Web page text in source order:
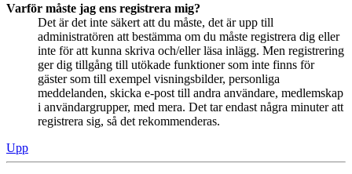
Varför måste jag ens registrera mig?
Det är det inte säkert att du måste, det är upp till
administratören att bestämma om du måste registrera dig eller
inte för att kunna skriva och/eller läsa inlägg. Men registrering
ger dig tillgång till utökade funktioner som inte finns för
gäster som till exempel visningsbilder, personliga
meddelanden, skicka e-post till andra användare, medlemskap
i användargrupper, med mera. Det tar endast några minuter att
registrera sig, så det rekommenderas.
Upp